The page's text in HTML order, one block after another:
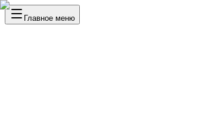
Главное меню